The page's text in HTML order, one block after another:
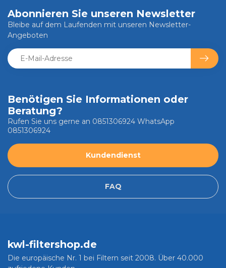
Benötigen Sie Informationen oder
Beratung?
Rufen Sie uns gerne an 0851306924 WhatsApp
0851306924
Kundendienst
FAQ
Abonnieren Sie unseren Newsletter
Bleibe auf dem Laufenden mit unseren Newsletter-
Angeboten
kwl-filtershop.de
Die europäische Nr. 1 bei Filtern seit 2008. Über 40.000